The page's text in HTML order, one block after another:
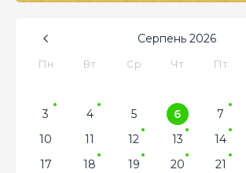
Серпень 2026
Пн Вт Ср Чт Пт
3
4 5 6 7
10
11 12 13 14
17
18 19 20 21